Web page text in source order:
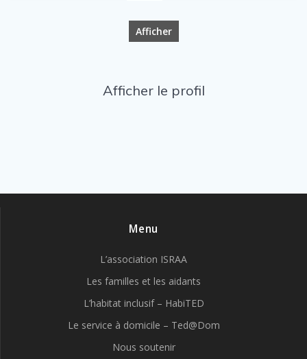
Afficher
Afficher le profil
Menu
L’association ISRAA
Les familles et les aidants
L’habitat inclusif – HabiTED
Le service à domicile – Ted@Dom
Nous soutenir